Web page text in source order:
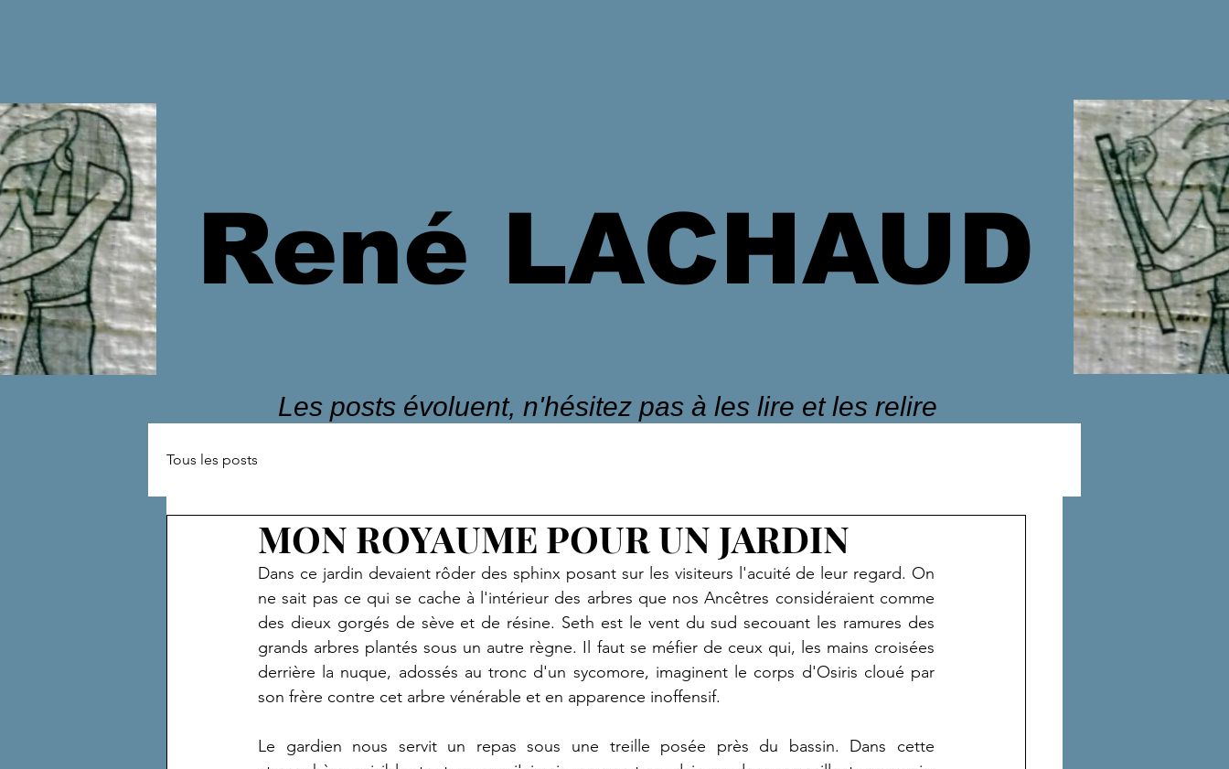
René LACHAUD
Les posts évoluent, n'hésitez pas à les lire et les relire
Tous les posts
MON ROYAUME POUR UN JARDIN
Dans ce jardin devaient rôder des sphinx posant sur les visiteurs l'acuité de leur regard. On
ne sait pas ce qui se cache à l'intérieur des arbres que nos Ancêtres considéraient comme
des dieux gorgés de sève et de résine. Seth est le vent du sud secouant les ramures des
grands arbres plantés sous un autre règne. Il faut se méfier de ceux qui, les mains croisées
derrière la nuque, adossés au tronc d'un sycomore, imaginent le corps d'Osiris cloué par
son frère contre cet arbre vénérable et en apparence inoffensif.
Le gardien nous servit un repas sous une treille posée près du bassin. Dans cette